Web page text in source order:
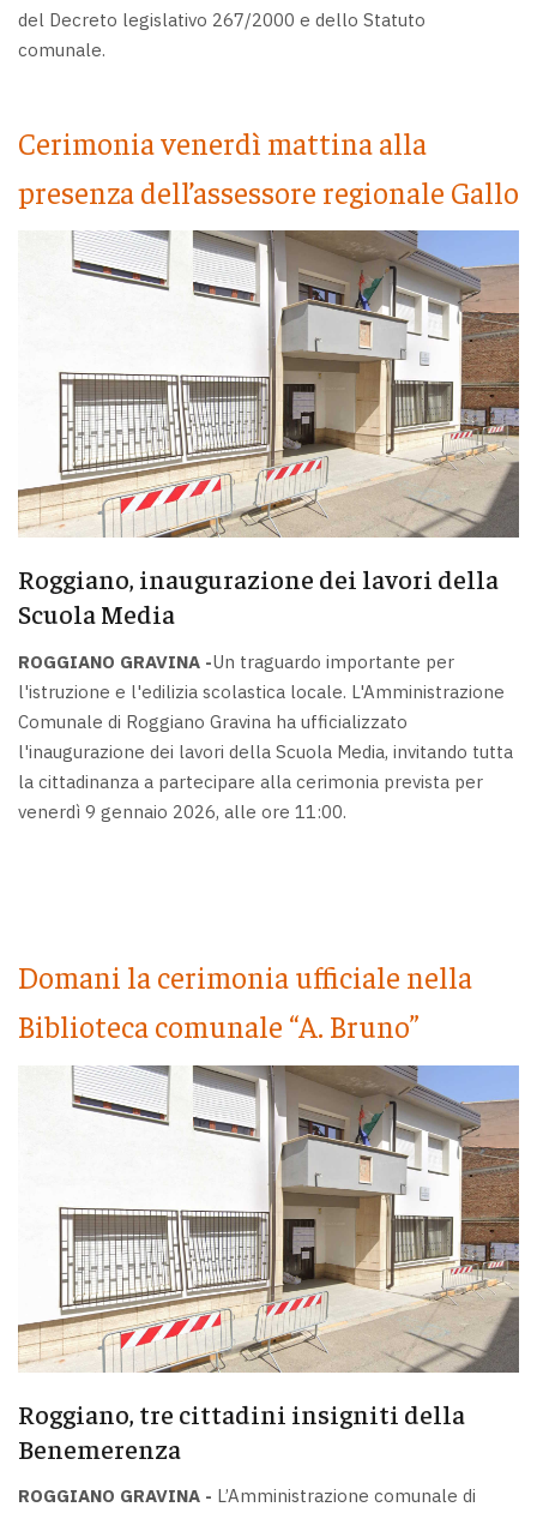
del Decreto legislativo 267/2000 e dello Statuto
comunale.
Cerimonia venerdì mattina alla
presenza dell’assessore regionale Gallo
Roggiano, inaugurazione dei lavori della
Scuola Media
ROGGIANO GRAVINA -Un traguardo importante per
l'istruzione e l'edilizia scolastica locale. L'Amministrazione
Comunale di Roggiano Gravina ha ufficializzato
l'inaugurazione dei lavori della Scuola Media, invitando tutta
la cittadinanza a partecipare alla cerimonia prevista per
venerdì 9 gennaio 2026, alle ore 11:00.
Domani la cerimonia ufficiale nella
Biblioteca comunale “A. Bruno”
Roggiano, tre cittadini insigniti della
Benemerenza
ROGGIANO GRAVINA - L’Amministrazione comunale di